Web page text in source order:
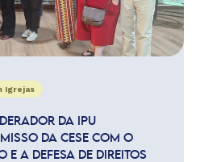
Igrejas
DA IPU
DA CESE COM O
E A DEFESA DE DIREITOS